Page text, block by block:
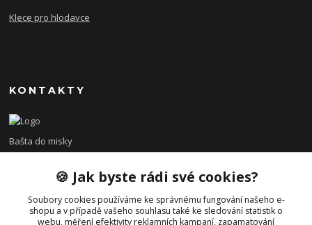
Klece pro hlodavce
KONTAKTY
Bašta do misky
+420 608 479 610
po - pá 8:00 - 15:00
info@bastadomisky.cz
🍪 Jak byste rádi své cookies?
Soubory cookies používáme ke správnému fungování našeho e-
shopu a v případě vašeho souhlasu také ke sledování statistik o
webu, měření efektivity reklamních kampaní, zapamatování